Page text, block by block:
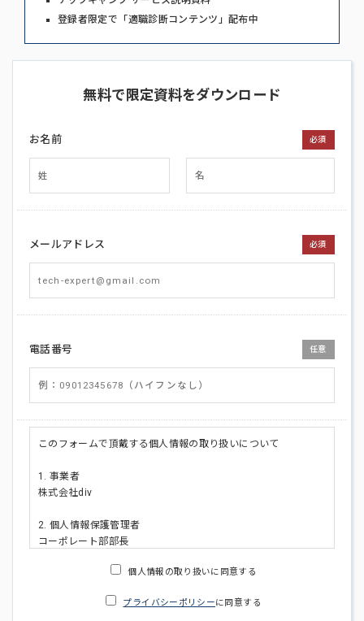
登録者限定で「適職診断コンテンツ」配布中
無料で限定資料をダウンロード
お名前 必須
メールアドレス 必須
電話番号 任意
このフォームで頂戴する個人情報の取り扱いについて
1. 事業者
株式会社div
2. 個人情報保護管理者
コーポレート部部長
・ご請求された資料の送付のため
個人情報の取り扱いに同意する
プライバシーポリシーに同意する